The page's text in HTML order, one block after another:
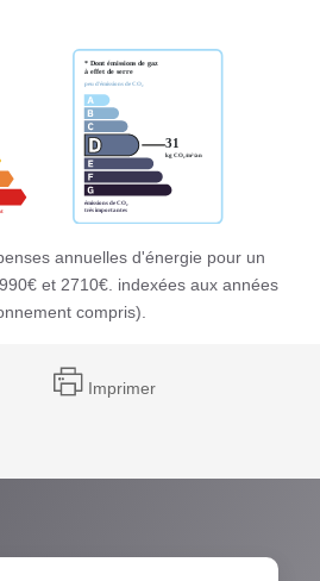
annuelles d'énergie pour un
et 2710€. indexées aux années
compris).
Imprimer